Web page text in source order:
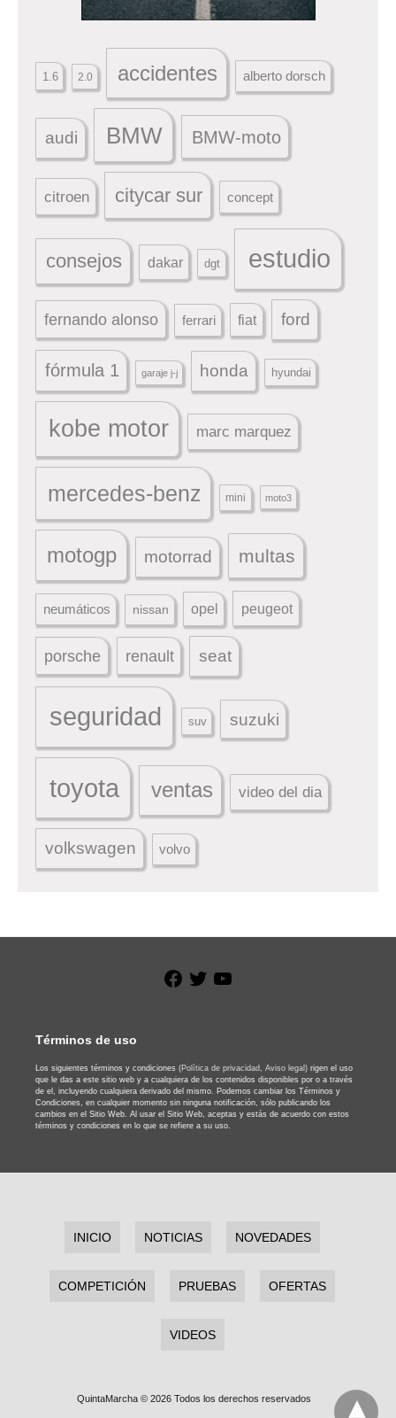
1.6 2.0 accidentes alberto dorsch
audi BMW BMW-moto
citroen citycar sur concept
consejos dakar dgt estudio
fernando alonso ferrari fiat ford
fórmula 1 garaje j-j honda hyundai
kobe motor marc marquez
mercedes-benz mini moto3
motogp motorrad multas
neumáticos nissan opel peugeot
porsche renault seat
seguridad suv suzuki
toyota ventas video del dia
volkswagen volvo
Facebook
Twitter
Términos de uso
Los siguientes términos y condiciones (Política de privacidad, Aviso legal) rigen el uso
que le das a este sitio web y a cualquiera de los contenidos disponibles por o a través
de el, incluyendo cualquiera derivado del mismo. Podemos cambiar los Términos y
Condiciones, en cualquier momento sin ninguna notificación, sólo publicando los
cambios en el Sitio Web. Al usar el Sitio Web, aceptas y estás de acuerdo con estos
términos y condiciones en lo que se refiere a su uso.
INICIO NOTICIAS NOVEDADES
COMPETICIÓN PRUEBAS OFERTAS
VIDEOS
QuintaMarcha © 2026 Todos los derechos reservados